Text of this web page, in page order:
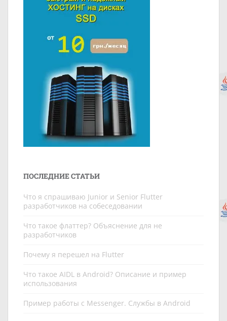
ПОСЛЕДНИЕ СТАТЬИ
Что я спрашиваю Junior и Senior Flutter
разработчиков на собеседовании
Что такое флаттер? Объяснение для не
разработчиков
Почему я перешел на Flutter
Что такое AIDL в Android? Описание и пример
использования
Пример работы c Messenger. Службы в Android